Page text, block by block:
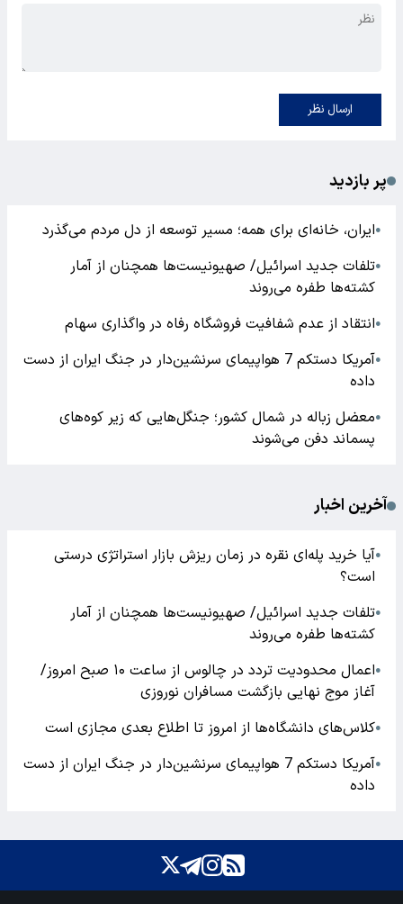
ارسال نظر
پر بازدید
●ایران، خانه‌ای برای همه؛ مسیر توسعه از دل مردم می‌گذرد
●تلفات جدید اسرائیل/ صهیونیست‌ها همچنان از آمار
کشته‌ها طفره می‌روند
●انتقاد از عدم شفافیت فروشگاه رفاه در واگذاری سهام
●
آمریکا دستکم 7 هواپیمای سرنشین‌دار در جنگ ایران از دست
داده
●معضل زباله در شمال کشور؛ جنگل‌هایی که زیر کوه‌های
پسماند دفن می‌شوند
آخرین اخبار
●آیا خرید پله‌ای نقره در زمان ریزش بازار استراتژی درستی
است؟
●تلفات جدید اسرائیل/ صهیونیست‌ها همچنان از آمار
کشته‌ها طفره می‌روند
●
اعمال محدودیت تردد در چالوس از ساعت ۱۰ صبح امروز/
آغاز موج نهایی بازگشت مسافران نوروزی
●کلاس‌های دانشگاه‌ها از امروز تا اطلاع بعدی مجازی است
●
آمریکا دستکم 7 هواپیمای سرنشین‌دار در جنگ ایران از دست
داده